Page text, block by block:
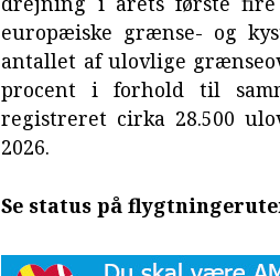
europæiske grænse- og
antallet af ulovlige
procent i forhold til
registreret cirka 28.500
2026.
Se status på